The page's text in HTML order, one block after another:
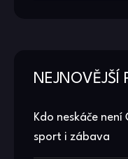
NEJNOVĚJŠÍ
Kdo neskáče
sport i zábava